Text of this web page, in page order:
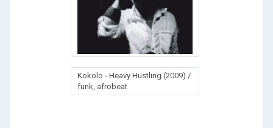
Kokolo - Heavy Hustling (2009) /
funk, afrobeat